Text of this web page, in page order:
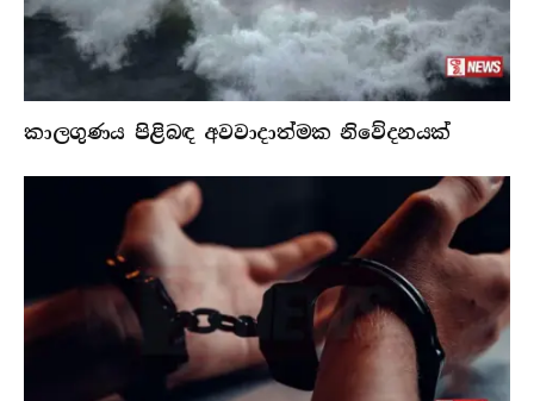
කාලගුණය පිළිබඳ අවවාදාත්මක නිවේදනයක්